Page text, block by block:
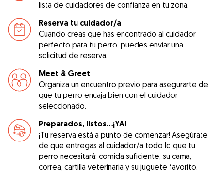
lista de cuidadores de confianza en tu zona.
Reserva tu cuidador/a
Cuando creas que has encontrado al cuidador
perfecto para tu perro, puedes enviar una
solicitud de reserva.
Meet & Greet
Organiza un encuentro previo para asegurarte de
que tu perro encaja bien con el cuidador
seleccionado.
Preparados, listos...¡YA!
¡Tu reserva está a punto de comenzar! Asegúrate
de que entregas al cuidador/a todo lo que tu
perro necesitará: comida suficiente, su cama,
correa, cartilla veterinaria y su juguete favorito.